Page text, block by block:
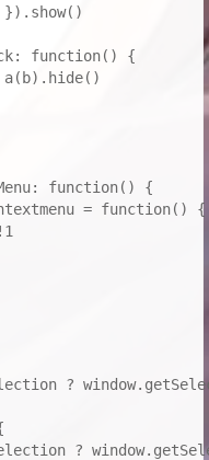
{
function() {
= function() {
?
?